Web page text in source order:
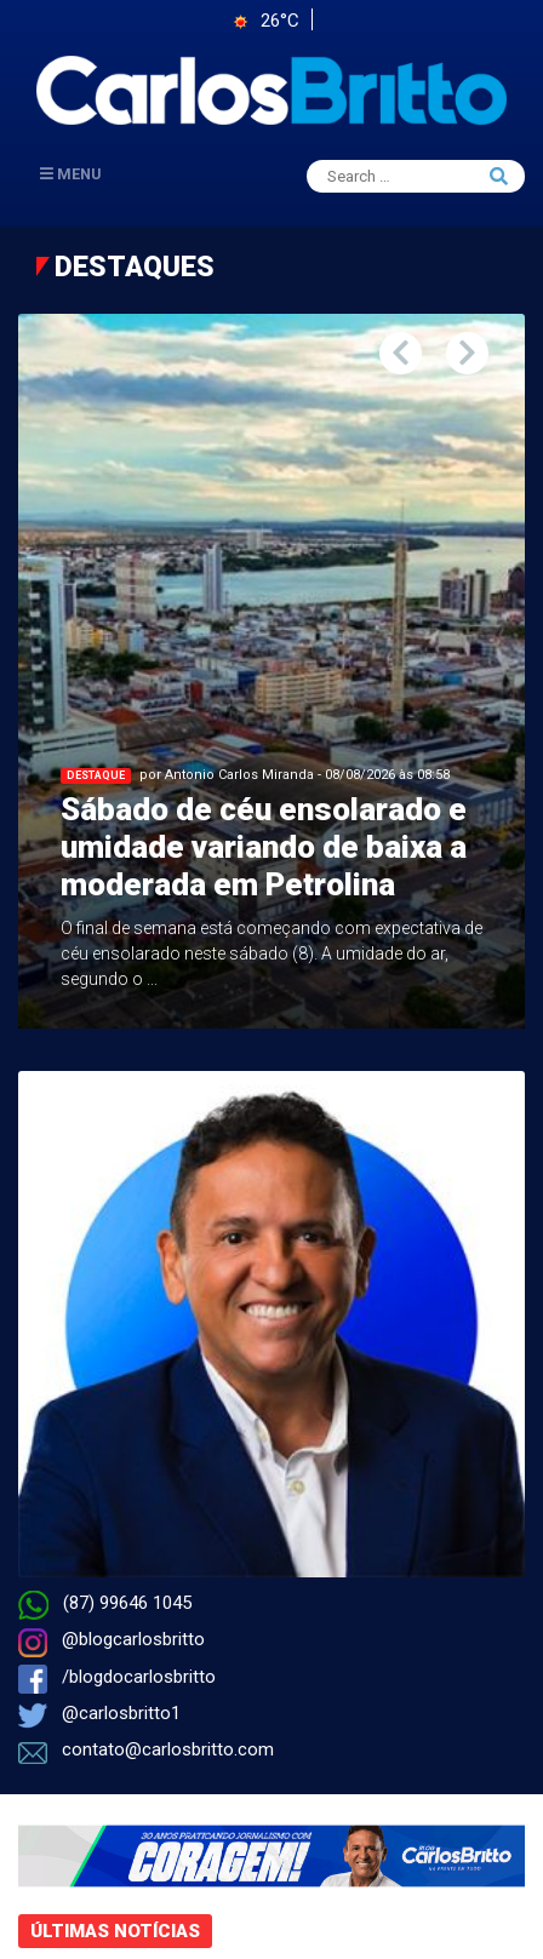
26°C
MENU
Search
for:
Search
DESTAQUES
DESTAQUE por Antonio Carlos Miranda - 08/08/2026 às 08:58
Sábado de céu ensolarado e
umidade variando de baixa a
moderada em Petrolina
O final de semana está começando com expectativa de
céu ensolarado neste sábado (8). A umidade do ar,
segundo o ...
(87) 99646 1045
@blogcarlosbritto
/blogdocarlosbritto
@carlosbritto1
contato@carlosbritto.com
ÚLTIMAS NOTÍCIAS